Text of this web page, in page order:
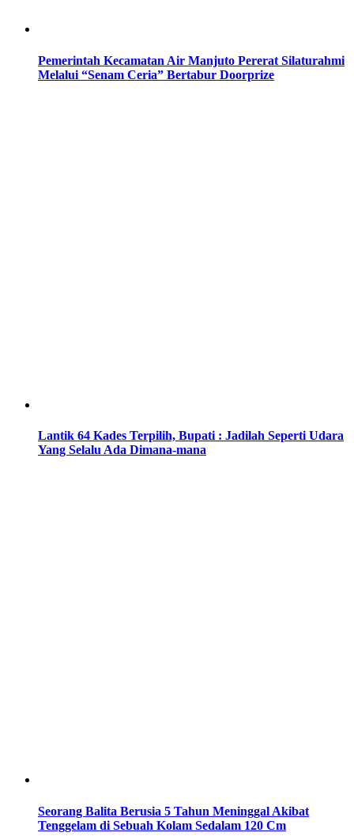
Pemerintah Kecamatan Air Manjuto Pererat Silaturahmi
Melalui “Senam Ceria” Bertabur Doorprize
Lantik 64 Kades Terpilih, Bupati : Jadilah Seperti Udara
Yang Selalu Ada Dimana-mana
Seorang Balita Berusia 5 Tahun Meninggal Akibat
Tenggelam di Sebuah Kolam Sedalam 120 Cm